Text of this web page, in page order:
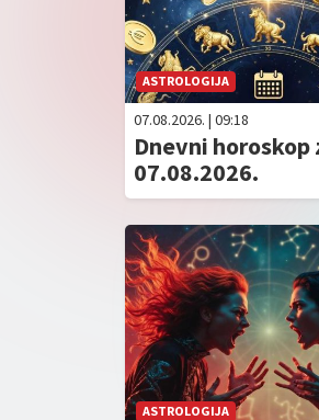
ASTROLOGIJA
07.08.2026. | 09:18
Dnevni horoskop
07.08.2026.
ASTROLOGIJA